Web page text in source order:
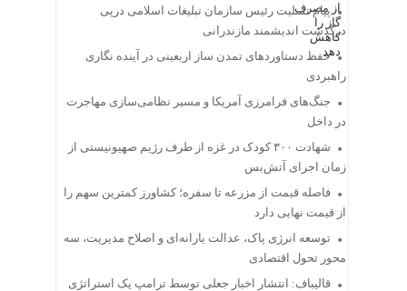
پیام تسلیت رئیس سازمان تبلیغات اسلامی درپی
درگذشت اندیشمند مازندرانی
حفظ دستاوردهای تمدن ساز اربعینی در آینده نگاری
راهبردی
جنگ‌های فرامرزی آمریکا و مسیر نظامی‌سازی مهاجرت
در داخل
شهادت ۳۰۰ کودک در غزه از طرف رژیم صهیونیستی از
زمان اجرای آتش‌بس
فاصله قیمت از مزرعه تا سفره؛ کشاورز کمترین سهم را
از قیمت نهایی دارد
توسعه انرژی پاک، عدالت یارانه‌ای و اصلاح مدیریت، سه
محور تحول اقتصادی
قالیباف: انتشار اخبار جعلی توسط ترامپ یک استراتژی